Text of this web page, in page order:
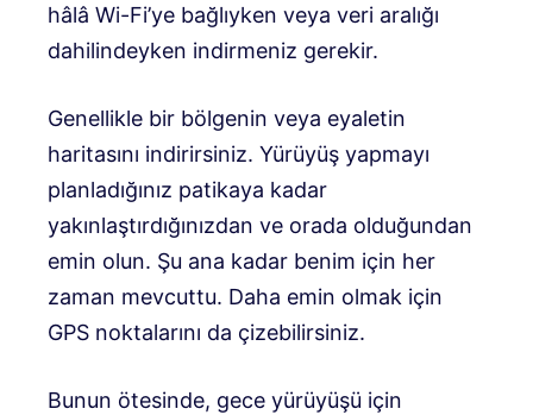
hâlâ Wi-Fi’ye bağlıyken veya veri aralığı
dahilindeyken indirmeniz gerekir.
Genellikle bir bölgenin veya eyaletin
haritasını indirirsiniz. Yürüyüş yapmayı
planladığınız patikaya kadar
yakınlaştırdığınızdan ve orada olduğundan
emin olun. Şu ana kadar benim için her
zaman mevcuttu. Daha emin olmak için
GPS noktalarını da çizebilirsiniz.
Bunun ötesinde, gece yürüyüşü için